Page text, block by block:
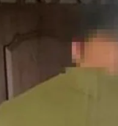
Госбюро
военнослужащего из
пресс-службы
в 15:20.
с
он